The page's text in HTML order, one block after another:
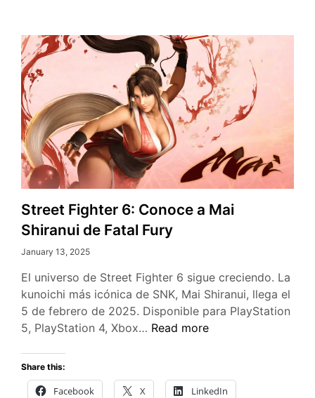
Street Fighter 6: Conoce a Mai
Shiranui de Fatal Fury
January 13, 2025
El universo de Street Fighter 6 sigue creciendo. La
kunoichi más icónica de SNK, Mai Shiranui, llega el
5 de febrero de 2025. Disponible para PlayStation
5, PlayStation 4, Xbox… Street
Conoce
Read more
Share this:
Facebook X LinkedIn